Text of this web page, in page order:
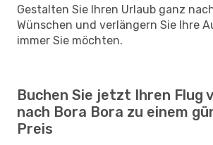
Gestalten Sie Ihren Urlaub ganz
Wünschen und verlängern Sie Ihre
immer Sie möchten.
Buchen Sie jetzt Ihren Flug
nach Bora Bora zu einem
Preis